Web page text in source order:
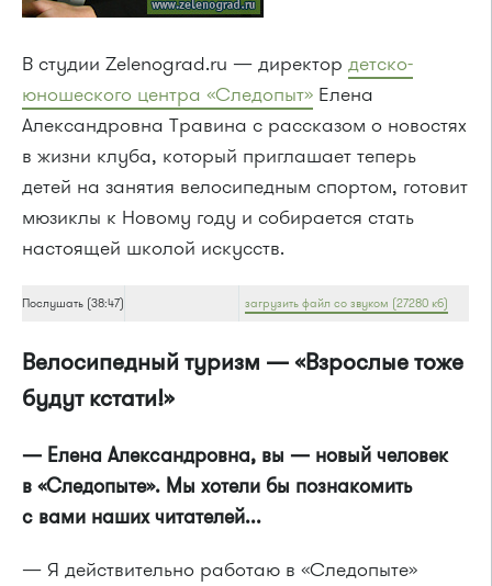
В студии Zelenograd.ru — директор детско-
юношеского центра «Следопыт» Елена
Александровна Травина с рассказом о новостях
в жизни клуба, который приглашает теперь
детей на занятия велосипедным спортом, готовит
мюзиклы к Новому году и собирается стать
настоящей школой искусств.
Послушать (38:47) загрузить файл со звуком (27280 кб)
Велосипедный туризм — «Взрослые тоже
будут кстати!»
— Елена Александровна, вы — новый человек
в «Следопыте». Мы хотели бы познакомить
с вами наших читателей...
— Я действительно работаю в «Следопыте»